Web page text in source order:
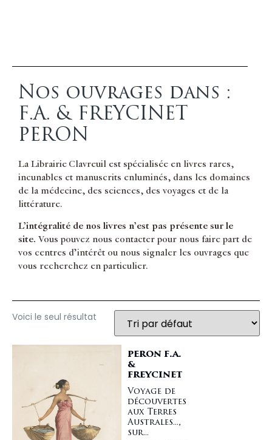
Nos ouvrages dans :
F.A. & FREYCINET
PERON
La Librairie Clavreuil est spécialisée en livres rares,
incunables et manuscrits enluminés, dans les domaines
de la médecine, des sciences, des voyages et de la
littérature.
L’intégralité de nos livres n’est pas présente sur le
site. Vous pouvez nous contacter pour nous faire part de
vos centres d’intérêt ou nous signaler les ouvrages que
vous recherchez en particulier.
Voici le seul résultat
PERON F.A.
&
FREYCINET
Voyage de
découvertes
aux Terres
Australes...,
sur...